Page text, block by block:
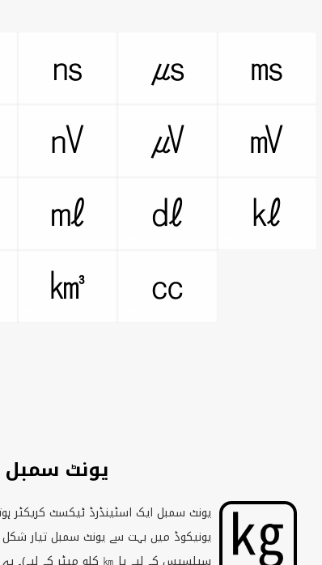
㎱ ㎲
㎳
㎵ ㎶
㎷
㎖ ㎗
㎘
㎦ ㏄
یونٹ سمبل
یونٹ سمبل ایک اسٹینڈرڈ ٹیکسٹ کریکٹر
یونیکوڈ میں بہت سے یونٹ سمبل تیار